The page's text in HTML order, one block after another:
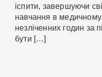
іспити, завершуючи
навчання в медичному
незліченних годин за
бути […]